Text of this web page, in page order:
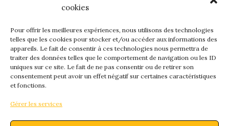
cookies
Pour offrir les meilleures expériences, nous utilisons des technologies
telles que les cookies pour stocker et/ou accéder aux informations des
appareils. Le fait de consentir à ces technologies nous permettra de
traiter des données telles que le comportement de navigation ou les ID
uniques sur ce site. Le fait de ne pas consentir ou de retirer son
consentement peut avoir un effet négatif sur certaines caractéristiques
et fonctions.
Gérer les services
quelque chose de
fantastique –
bientôt !